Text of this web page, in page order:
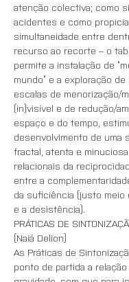
atenção colectiva; como
acidentes e como
simultaneidade entre
recurso ao recorte – o
permite a instalação de
mundo” e a exploração
escalas de menorização/
(in)visível e de redução/
espaço e do tempo,
desenvolvimento de uma
fractal, atenta e
relacionais da
entre a
da suficiência (justo meio
e a desistência).
PRÁTICAS DE
(Naiá Delion)
As Práticas de
ponto de partida a